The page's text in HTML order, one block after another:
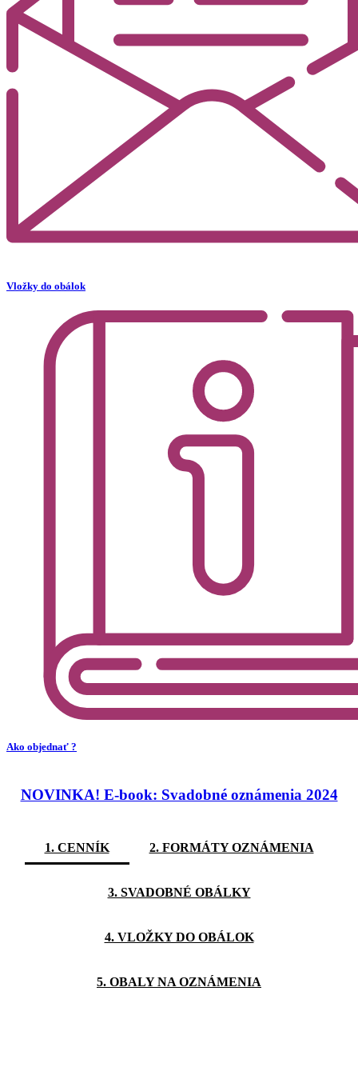
Vložky do obálok
Ako objednať ?
NOVINKA! E-book: Svadobné oznámenia 2024
1. CENNÍK 2. FORMÁTY OZNÁMENIA
3. SVADOBNÉ OBÁLKY
4. VLOŽKY DO OBÁLOK
5. OBALY NA OZNÁMENIA